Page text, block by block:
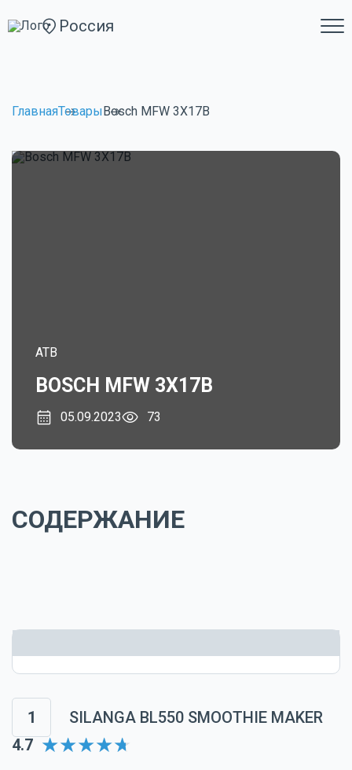
Россия
ГлавнаяТоварыBosch MFW 3X17B
ATB
BOSCH MFW 3X17B
05.09.2023 73
СОДЕРЖАНИЕ
1
SILANGA BL550 SMOOTHIE MAKER
4.7